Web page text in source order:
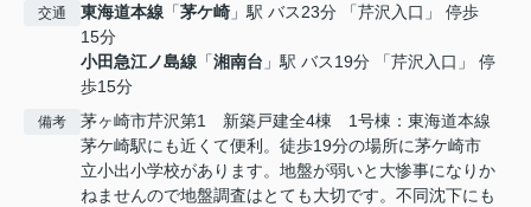
交通 東海道本線 「茅ケ崎 」駅 バス23分 「芹沢入口」 停歩
15分
小田急江ノ島線 「湘南台 」駅 バス19分 「芹沢入口」 停
歩15分
備考
茅ヶ崎市芹沢第1 新築戸建全4棟 1号棟：東海道本線
茅ケ崎駅にも近くて便利。徒歩19分の場所に茅ケ崎市
立小出小学校があります。地盤が弱いと大惨事になりか
ねませんので地盤調査はとても大切です。不同沈下にも